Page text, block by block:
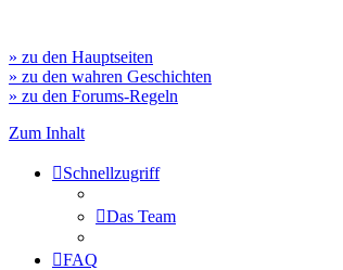
» zu den Hauptseiten
» zu den wahren Geschichten
» zu den Forums-Regeln
Zum Inhalt
Schnellzugriff
Das Team
FAQ